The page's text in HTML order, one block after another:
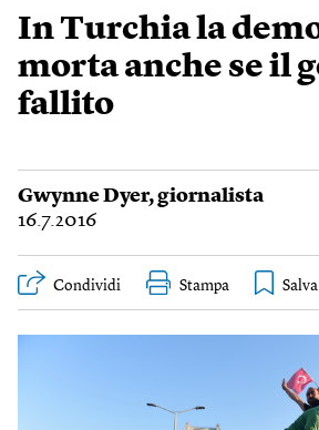
In Turchia la
morta anche se il
fallito
Gwynne Dyer, giornalista
16.7.2016
Condividi Stampa